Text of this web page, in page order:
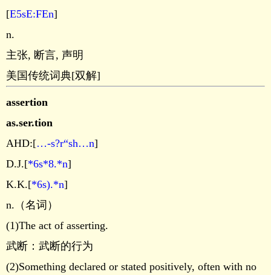
[E5sE:FEn]
n.
主张, 断言, 声明
美国传统词典[双解]
assertion
as.ser.tion
AHD:[…-s?r“sh…n]
D.J.[*6s*8.*n]
K.K.[*6s).*n]
n.（名词）
(1)The act of asserting.
武断：武断的行为
(2)Something declared or stated positively, often with no